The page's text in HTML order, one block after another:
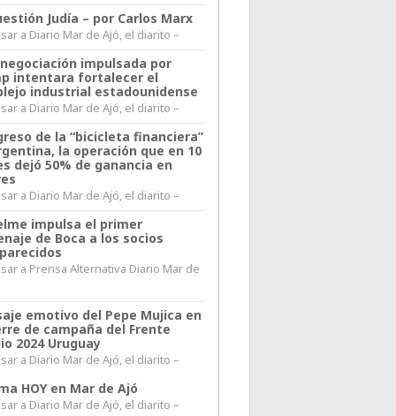
Judía – por Carlos Marx
a Diario Mar de Ajó, el diarito –
impulsada por
intentara fortalecer el
industrial estadounidense
a Diario Mar de Ajó, el diarito –
de la “bicicleta financiera”
la operación que en 10
dejó 50% de ganancia en
a Diario Mar de Ajó, el diarito –
impulsa el primer
de Boca a los socios
a Prensa Alternativa Diario Mar de
emotivo del Pepe Mujica en
de campaña del Frente
2024 Uruguay
a Diario Mar de Ajó, el diarito –
HOY en Mar de Ajó
a Diario Mar de Ajó, el diarito –